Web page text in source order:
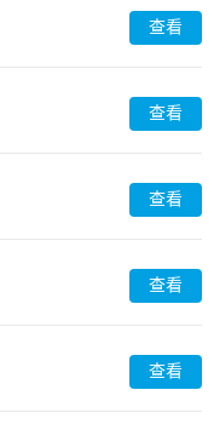
查看
查看
查看
查看
查看